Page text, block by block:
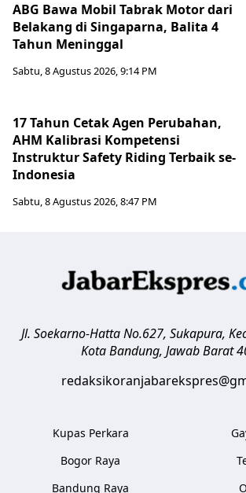
ABG Bawa Mobil Tabrak Motor dari
Belakang di Singaparna, Balita 4
Tahun Meninggal
Sabtu, 8 Agustus 2026, 9:14 PM
17 Tahun Cetak Agen Perubahan,
AHM Kalibrasi Kompetensi
Instruktur Safety Riding Terbaik se-
Indonesia
Sabtu, 8 Agustus 2026, 8:47 PM
Jl. Soekarno-Hatta No.627, Sukapura,
Kota Bandung, Jawab Barat
Kupas Perkara
Bogor Raya
Bandung Raya